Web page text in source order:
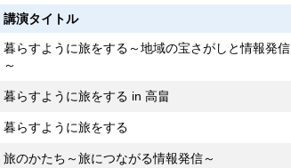
講演タイトル
暮らすように旅をする～地域の宝さがしと情報発信
～
暮らすように旅をする in 高畠
暮らすように旅をする
旅のかたち～旅につながる情報発信～